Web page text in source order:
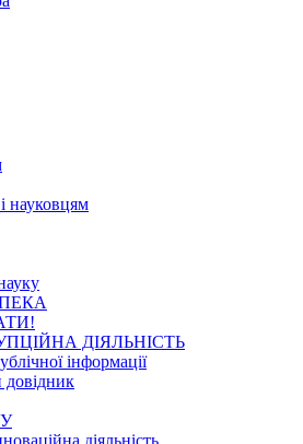
науковцям
ДІЯЛЬНІСТЬ
інформації
діяльність